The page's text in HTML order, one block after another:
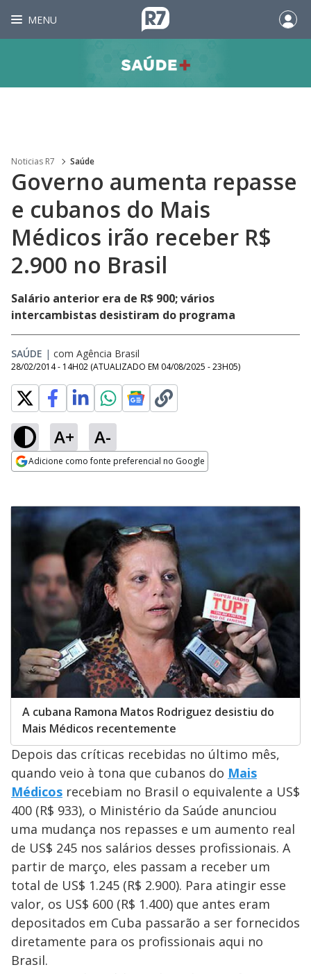
MENU
Noticias R7 Saúde
Governo aumenta repasse
e cubanos do Mais
Médicos irão receber R$
2.900 no Brasil
Salário anterior era de R$ 900; vários
intercambistas desistiram do programa
SAÚDE | com Agência Brasil
28/02/2014 - 14H02 (ATUALIZADO EM 04/08/2025 - 23H05)
A+ A-
Adicione como fonte preferencial no Google
A cubana Ramona Matos Rodriguez desistiu do
Mais Médicos recentemente
Depois das críticas recebidas no último mês,
quando veio à tona que cubanos do Mais
Médicos recebiam no Brasil o equivalente a US$
400 (R$ 933), o Ministério da Saúde anunciou
uma mudança nos repasses e um aumento real
de US$ 245 nos salários desses profissionais. A
partir de março, eles passam a receber um
total de US$ 1.245 (R$ 2.900). Para atingir esse
valor, os US$ 600 (R$ 1.400) que antes eram
depositados em Cuba passarão a ser fornecidos
diretamente para os profissionais aqui no
Brasil.